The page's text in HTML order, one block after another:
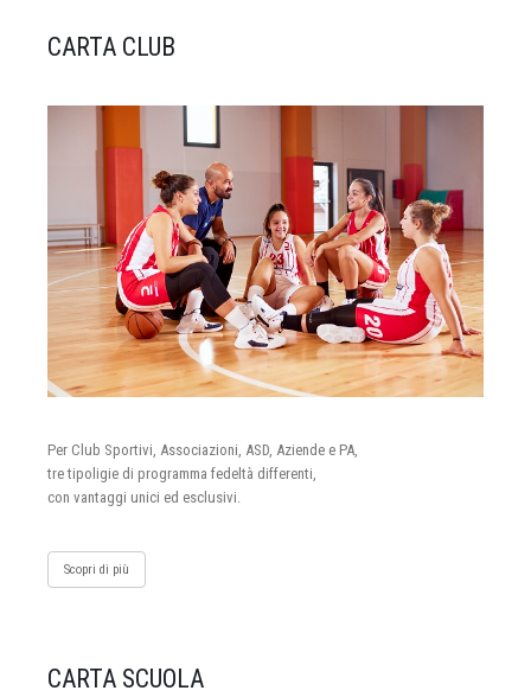
CARTA CLUB
Per Club Sportivi, Associazioni, ASD, Aziende e PA,
tre tipoligie di programma fedeltà differenti,
con vantaggi unici ed esclusivi.
Scopri di più
CARTA SCUOLA